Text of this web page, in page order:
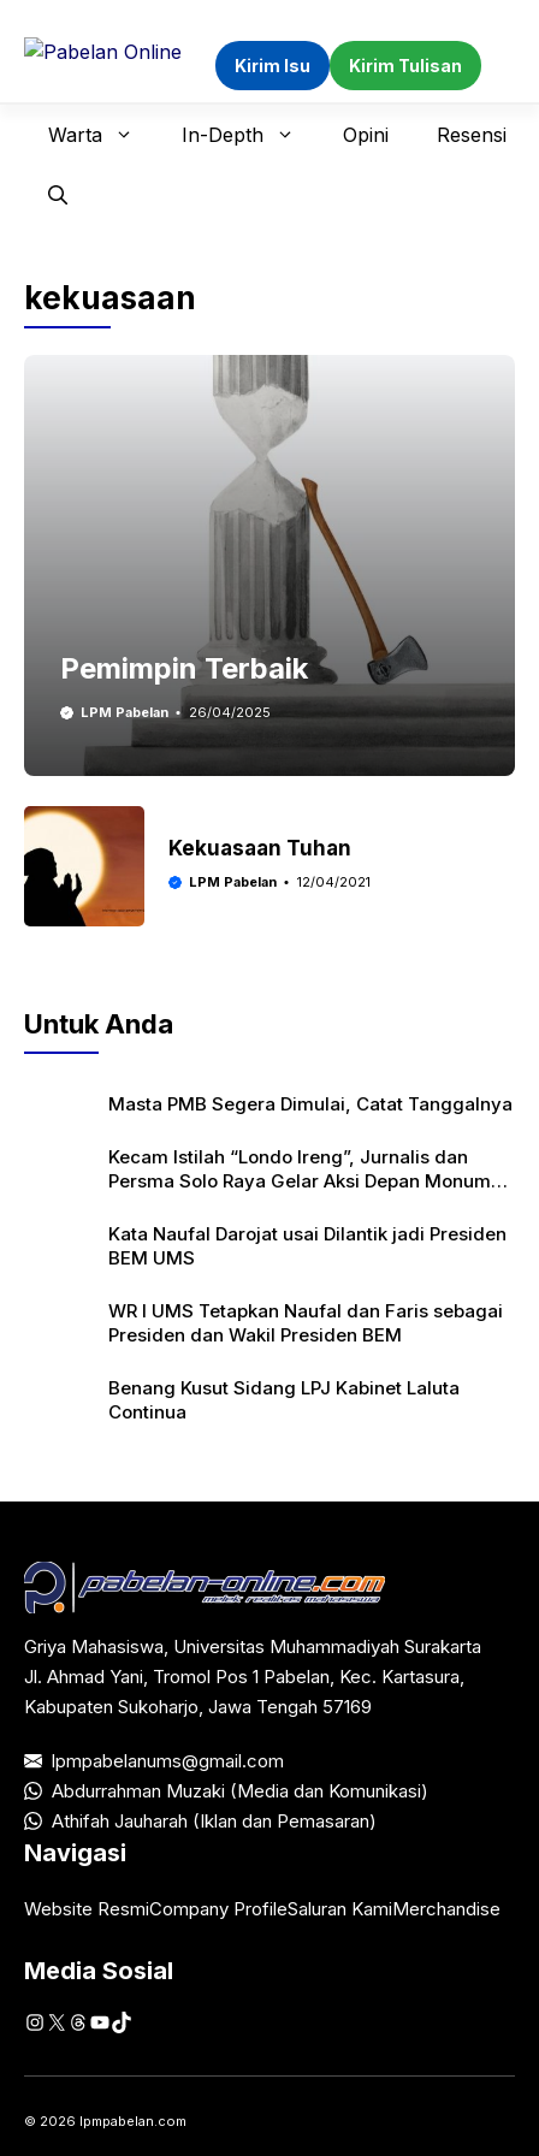
Kirim Isu Kirim Tulisan
Warta In-Depth Opini Resensi
kekuasaan
Pemimpin Terbaik
LPM Pabelan 26/04/2025
Kekuasaan Tuhan
LPM Pabelan 12/04/2021
Untuk Anda
Masta PMB Segera Dimulai, Catat Tanggalnya
Kecam Istilah “Londo Ireng”, Jurnalis dan
Persma Solo Raya Gelar Aksi Depan Monumen
Kata Naufal Darojat usai Dilantik jadi Presiden
BEM UMS
WR I UMS Tetapkan Naufal dan Faris sebagai
Presiden dan Wakil Presiden BEM
Benang Kusut Sidang LPJ Kabinet Laluta
Continua
Griya Mahasiswa, Universitas Muhammadiyah Surakarta
Jl. Ahmad Yani, Tromol Pos 1 Pabelan, Kec. Kartasura,
Kabupaten Sukoharjo, Jawa Tengah 57169
lpmpabelanums@gmail.com
Abdurrahman Muzaki (Media dan Komunikasi)
Athifah Jauharah (Iklan dan Pemasaran)
Navigasi
Website ResmiCompany ProfileSaluran KamiMerchandise
Media Sosial
Instagram
X Threads
YouTube
TikTok
© 2026 lpmpabelan.com